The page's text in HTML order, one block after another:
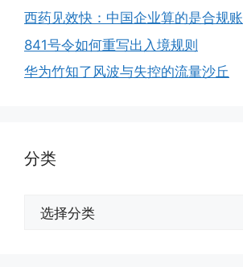
西药见效快：中国企业算的是合规账
841号令如何重写出入境规则
华为竹知了风波与失控的流量沙丘
分类